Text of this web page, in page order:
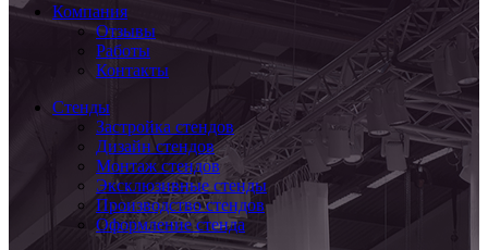
Компания
Отзывы
Работы
Контакты
Стенды
Застройка стендов
Дизайн стендов
Монтаж стендов
Эксклюзивные стенды
Производство стендов
Оформление стенда